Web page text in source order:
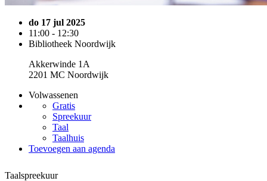
do 17 jul 2025
11:00 - 12:30
Bibliotheek Noordwijk
Akkerwinde 1A
2201 MC Noordwijk
Volwassenen
Gratis
Spreekuur
Taal
Taalhuis
Toevoegen aan agenda
Taalspreekuur